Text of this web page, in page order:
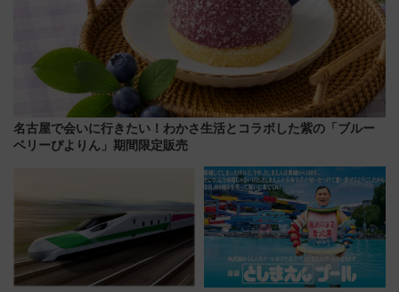
名古屋で会いに行きたい！わかさ生活とコラボした紫の「ブルー
ベリーぴよりん」期間限定販売